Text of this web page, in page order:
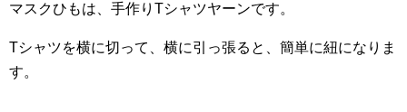
マスクひもは、手作りTシャツヤーンです。
Tシャツを横に切って、横に引っ張ると、簡単に紐になりま
す。